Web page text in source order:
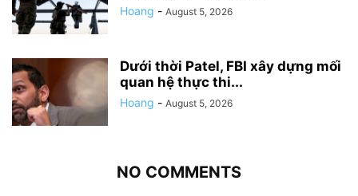
Hoang - August 5, 2026
Dưới thời Patel, FBI xây dựng mối
quan hệ thực thi...
Hoang - August 5, 2026
NO COMMENTS